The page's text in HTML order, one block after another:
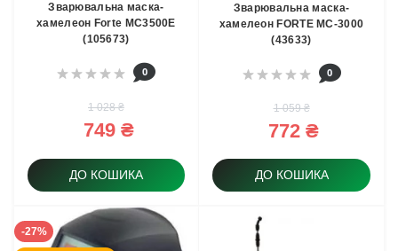
Зварювальна маска-
хамелеон Forte МС3500E
(105673)
0
1 028 ₴
749 ₴
ДО КОШИКА
Зварювальна маска-
хамелеон FORTE МС-3000
(43633)
0
1 059 ₴
772 ₴
ДО КОШИКА
-27%